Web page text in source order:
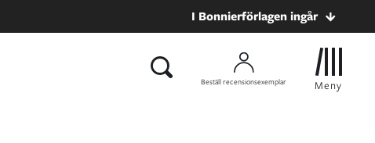
I Bonnierförlagen ingår
Beställ recensionsexemplar Meny